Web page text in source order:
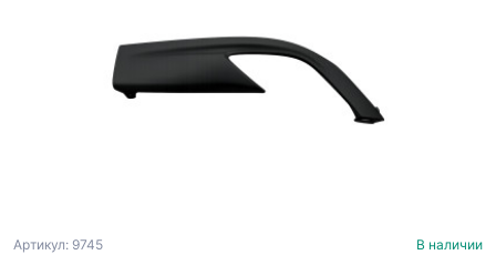
Артикул: 9745 В наличии